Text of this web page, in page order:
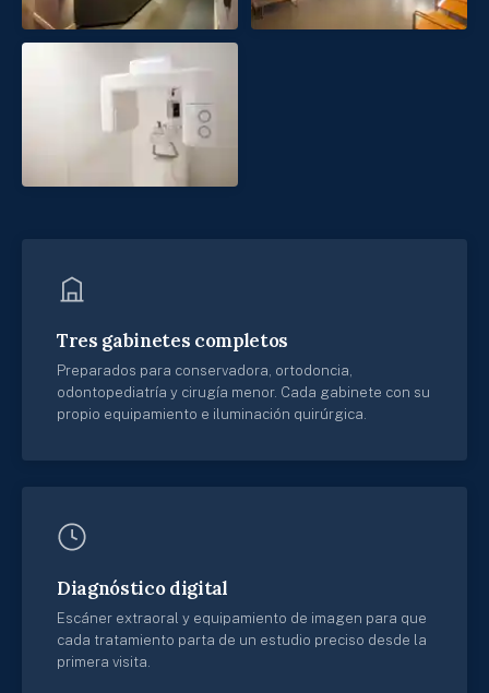
Tres gabinetes completos
Preparados para conservadora, ortodoncia,
odontopediatría y cirugía menor. Cada gabinete con su
propio equipamiento e iluminación quirúrgica.
Diagnóstico digital
Escáner extraoral y equipamiento de imagen para que
cada tratamiento parta de un estudio preciso desde la
primera visita.